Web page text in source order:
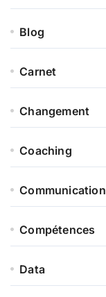
Blog
Carnet
Changement
Coaching
Communication
Compétences
Data